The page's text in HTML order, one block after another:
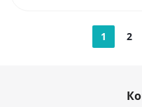
1 2